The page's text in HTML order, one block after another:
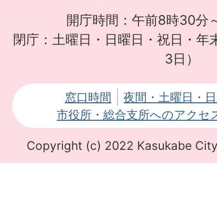
て
応
援
イ
ト
開庁時間：午前8時30分
閉庁：土曜日・日曜日・祝日・年
3日）
窓口時間
夜間・土曜日・
市役所・総合支所へのアクセ
Copyright (c) 2022 Kasukabe